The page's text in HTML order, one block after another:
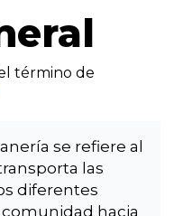
término de
se refiere al
las
diferentes
hacia